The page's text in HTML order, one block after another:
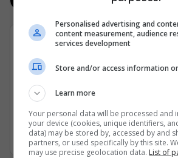
Prishtinë
1 Qershor 2026
Personalised advertising and
content measurement, audience
services development
Store and/or access information
Learn more
Your personal data will be processed and
your device (cookies, unique identifiers,
data) may be stored by, accessed by and
partners, or used specifically by this site.
may use precise geolocation data. List of